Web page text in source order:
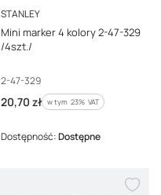
PRODUCENT
STANLEY
Mini marker 4 kolory 2-47-329
/4szt./
Kod producenta
2-47-329
Cena brutto
20,70 zł w tym %s VAT
w tym 23% VAT
Dostępność:Dostępne